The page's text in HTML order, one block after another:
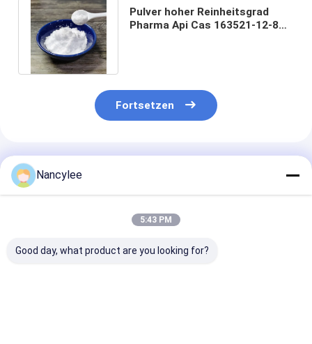
Pulver hoher Reinheitsgrad
Pharma Api Cas 163521-12-8
Fortsetzen
Empfohlene Produkte
Nancylee
5:43 PM
Good day, what product are you looking for?